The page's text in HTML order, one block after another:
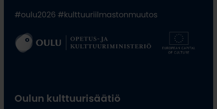
#oulu2026 #kulttuuriilmastonmuutos
Oulun kulttuurisäätiö